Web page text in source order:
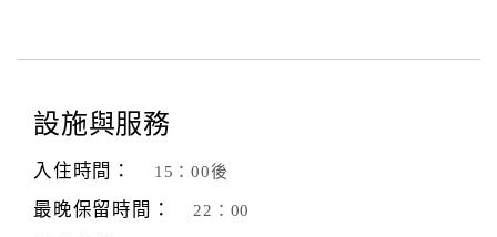
請
款
設施與服務
入住時間： 15：00後
最晚保留時間： 22：00